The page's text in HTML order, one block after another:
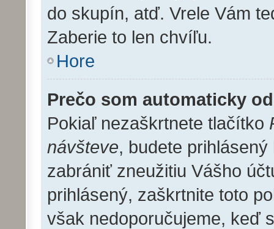
do skupín, atď. Vrele Vám
Zaberie to len chvíľu.
Hore
Prečo som automaticky
Pokiaľ nezaškrtnete tlačítko
návšteve, budete
zabrániť zneužitiu Vášho
prihlásený, zaškrtnite toto
však nedoporučujeme, keď